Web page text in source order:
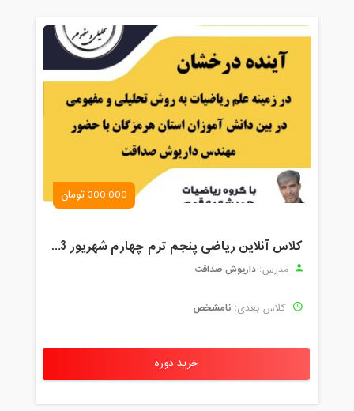
300,000 تومان
کلاس آنلاین ریاضی پنجم ترم چهارم شهریور 1403
مدرس: داریوش صداقت
کلاس بعدی: نامشخص
خرید دوره